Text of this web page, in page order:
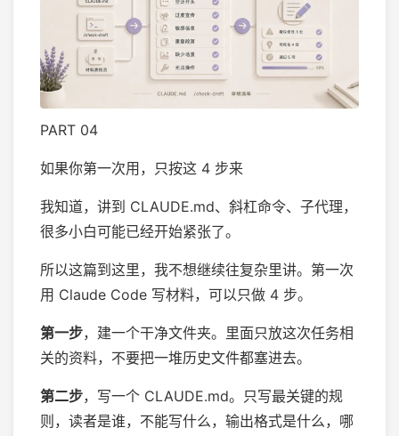
PART 04
如果你第一次用，只按这 4 步来
我知道，讲到 CLAUDE.md、斜杠命令、子代理，
很多小白可能已经开始紧张了。
所以这篇到这里，我不想继续往复杂里讲。第一次
用 Claude Code 写材料，可以只做 4 步。
第一步，建一个干净文件夹。里面只放这次任务相
关的资料，不要把一堆历史文件都塞进去。
第二步，写一个 CLAUDE.md。只写最关键的规
则，读者是谁，不能写什么，输出格式是什么，哪